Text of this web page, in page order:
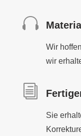

Wir
wir
i
Sie